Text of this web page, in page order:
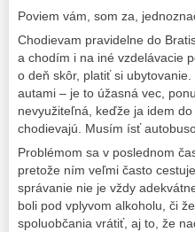
Poviem vám, som za,
Chodievam pravidelne do
a chodím i na iné vzdelávacie
o deň skôr, platiť si
autami – je to úžasná vec,
nevyužiteľná, keďže ja idem
chodievajú. Musím ísť
Problémom sa v poslednom
pretože ním veľmi často
správanie nie je vždy
boli pod vplyvom alkoholu, či
spoluobčania vrátiť, aj to, že